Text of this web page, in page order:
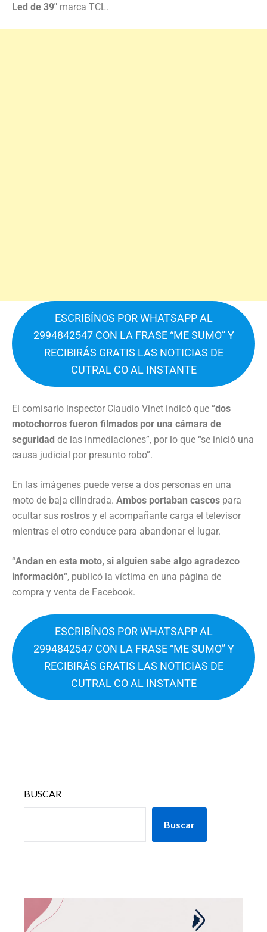
Led de 39″ marca TCL.
ESCRIBÍNOS POR WHATSAPP AL
2994842547 CON LA FRASE “ME SUMO” Y
RECIBIRÁS GRATIS LAS NOTICIAS DE
CUTRAL CO AL INSTANTE
El comisario inspector Claudio Vinet indicó que “dos
motochorros fueron filmados por una cámara de
seguridad de las inmediaciones”, por lo que “se inició una
causa judicial por presunto robo”.
En las imágenes puede verse a dos personas en una
moto de baja cilindrada. Ambos portaban cascos para
ocultar sus rostros y el acompañante carga el televisor
mientras el otro conduce para abandonar el lugar.
“Andan en esta moto, si alguien sabe algo agradezco
información“, publicó la víctima en una página de
compra y venta de Facebook.
ESCRIBÍNOS POR WHATSAPP AL
2994842547 CON LA FRASE “ME SUMO” Y
RECIBIRÁS GRATIS LAS NOTICIAS DE
CUTRAL CO AL INSTANTE
BUSCAR
Buscar